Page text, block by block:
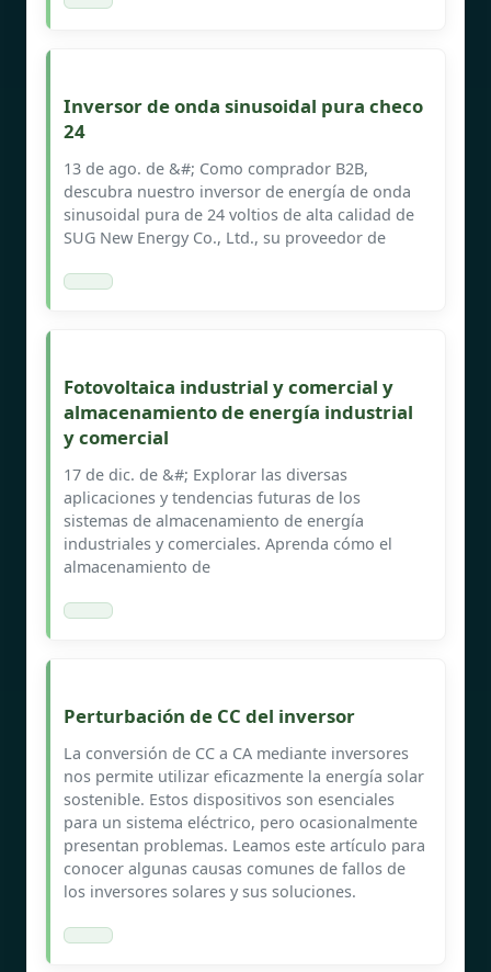
Inversor de onda sinusoidal pura checo
24
13 de ago. de &#; Como comprador B2B,
descubra nuestro inversor de energía de onda
sinusoidal pura de 24 voltios de alta calidad de
SUG New Energy Co., Ltd., su proveedor de
Fotovoltaica industrial y comercial y
almacenamiento de energía industrial
y comercial
17 de dic. de &#; Explorar las diversas
aplicaciones y tendencias futuras de los
sistemas de almacenamiento de energía
industriales y comerciales. Aprenda cómo el
almacenamiento de
Perturbación de CC del inversor
La conversión de CC a CA mediante inversores
nos permite utilizar eficazmente la energía solar
sostenible. Estos dispositivos son esenciales
para un sistema eléctrico, pero ocasionalmente
presentan problemas. Leamos este artículo para
conocer algunas causas comunes de fallos de
los inversores solares y sus soluciones.